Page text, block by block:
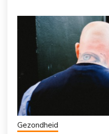
Gezondheid